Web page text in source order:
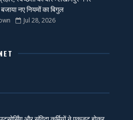
नए नियमों का बिगुल
Jul 28, 2026